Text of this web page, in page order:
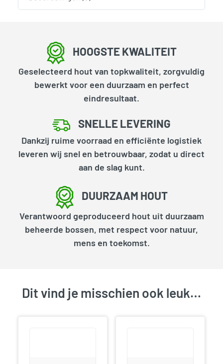
HOOGSTE KWALITEIT
Geselecteerd hout van topkwaliteit, zorgvuldig
bewerkt voor een duurzaam en perfect
eindresultaat.
SNELLE LEVERING
Dankzij ruime voorraad en efficiënte logistiek
leveren wij snel en betrouwbaar, zodat u direct
aan de slag kunt.
DUURZAAM HOUT
Verantwoord geproduceerd hout uit duurzaam
beheerde bossen, met respect voor natuur,
mens en toekomst.
Dit vind je misschien ook leuk…